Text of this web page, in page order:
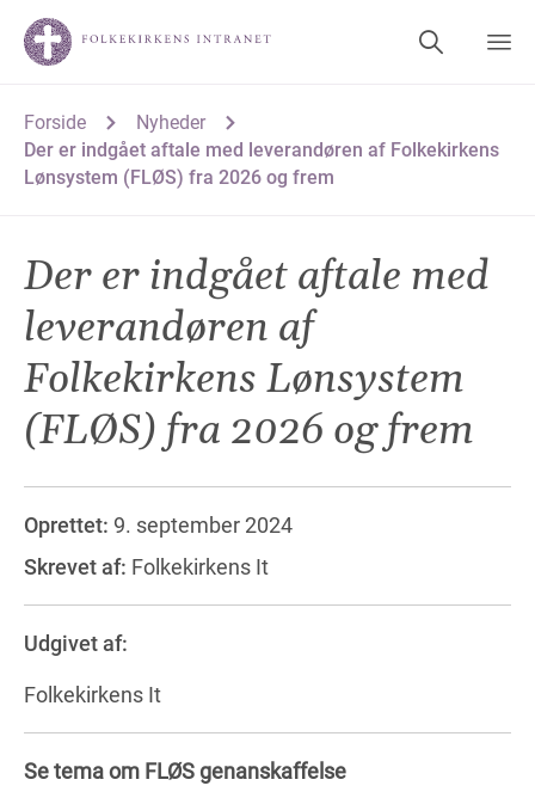
Forside
Nyheder
Der er indgået aftale med leverandøren af Folkekirkens
Lønsystem (FLØS) fra 2026 og frem
Der er indgået aftale med
leverandøren af
Folkekirkens Lønsystem
(FLØS) fra 2026 og frem
Oprettet: 9. september 2024
Skrevet af: Folkekirkens It
Udgivet af:
Folkekirkens It
Se tema om FLØS genanskaffelse